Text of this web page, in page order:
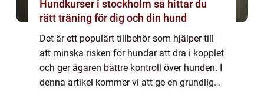
Hundkurser i stockholm så hittar du
rätt träning för dig och din hund
Det är ett populärt tillbehör som hjälper till
att minska risken för hundar att dra i kopplet
och ger ägaren bättre kontroll över hunden. I
denna artikel kommer vi att ge en grundlig